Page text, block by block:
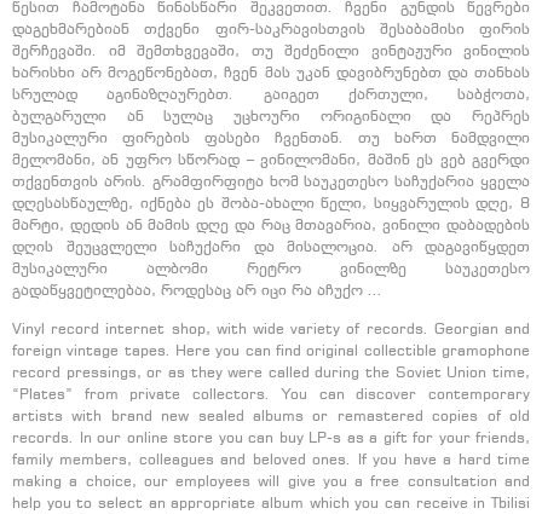
წესით ჩამოტანა წინასწარი შეკვეთით. ჩვენი გუნდის წევრები
დაგეხმარებიან თქვენი ფირ-საკრავისთვის შესაბამისი ფირის
შერჩევაში. იმ შემთხვევაში, თუ შეძენილი ვინტაჟური ვინილის
ხარისხი არ მოგეწონებათ, ჩვენ მას უკან დავიბრუნებთ და თანხას
სრულად აგინაზღაურებთ. გაიგეთ ქართული, საბჭოთა,
ბულგარული ან სულაც უცხოური ორიგინალი და რეპრეს
მუსიკალური ფირების ფასები ჩვენთან. თუ ხართ ნამდვილი
მელომანი, ან უფრო სწორად – ვინილომანი, მაშინ ეს ვებ გვერდი
თქვენთვის არის. გრამფირფიტა ხომ საუკეთესო საჩუქარია ყველა
დღესასწაულზე, იქნება ეს შობა-ახალი წელი, სიყვარულის დღე, 8
მარტი, დედის ან მამის დღე და რაც მთავარია, ვინილი დაბადების
დღის შეუცვლელი საჩუქარი და მისალოცია. არ დაგავიწყდეთ
მუსიკალური ალბომი რეტრო ვინილზე საუკეთესო
გადაწყვეტილებაა, როდესაც არ იცი რა აჩუქო …
Vinyl record internet shop, with wide variety of records. Georgian and
foreign vintage tapes. Here you can find original collectible gramophone
record pressings, or as they were called during the Soviet Union time,
“Plates” from private collectors. You can discover contemporary
artists with brand new sealed albums or remastered copies of old
records. In our online store you can buy LP-s as a gift for your friends,
family members, colleagues and beloved ones. If you have a hard time
making a choice, our employees will give you a free consultation and
help you to select an appropriate album which you can receive in Tbilisi